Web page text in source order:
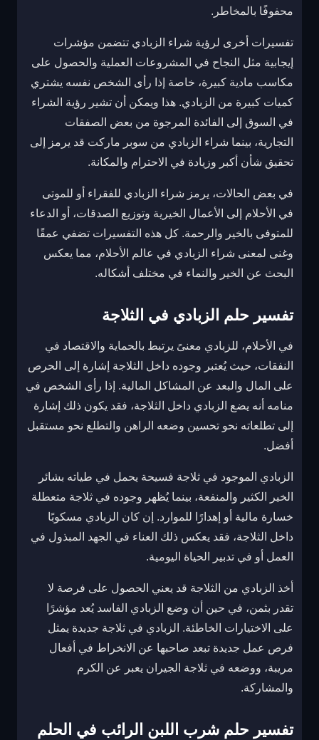
محفوفًا بالمخاطر.
تفسيرات أخرى لرؤية شراء الزبادي تتضمن مؤشرات
إيجابية مثل النجاح في المشروعات العملية والحصول على
مكاسب مادية كبيرة، خاصة إذا رأى الشخص نفسه يشتري
كميات كبيرة من الزبادي. هذا ويمكن أن تشير رؤية الشراء
في السوق إلى الفائدة المرجوة من بعض الصفقات
التجارية، بينما شراء الزبادي من سوبر ماركت قد يرمز إلى
تحقيق شأن أكبر وزيادة في الاحترام والمكانة.
في بعض الحالات، يرمز شراء الزبادي للفقراء أو للموتى
في الأحلام إلى الأعمال الخيرية وتوزيع الصدقات، أو الدعاء
للمتوفى بالخير والرحمة. كل هذه التفسيرات تضفي عمقًا
وغنى لمعنى شراء الزبادي في عالم الأحلام، مما يعكس
البحث عن الخير والنماء في مختلف أشكاله.
تفسير حلم الزبادي في الثلاجة
في الأحلام، للزبادي معنىً يرتبط بالحماية والاقتصاد في
النفقات، حيث يُعتبر وجوده داخل الثلاجة إشارة إلى الحرص
على المال والبعد عن المشاكل المالية. إذا رأى الشخص في
منامه أنه يضع الزبادي داخل الثلاجة، فقد يكون ذلك إشارة
إلى تطلعاته نحو تحسين وضعه الراهن والتطلع نحو مستقبل
أفضل.
الزبادي الموجود في ثلاجة فسيحة يحمل في طياته بشائر
الخير الكثير والمنفعة، بينما يُظهر وجوده في ثلاجة متعطلة
خسارة مالية أو إهدارًا للموارد. إن كان الزبادي مسكوبًا
داخل الثلاجة، فقد يعكس ذلك العناء في الجهد المبذول في
العمل أو في تدبير الحياة اليومية.
أخذ الزبادي من الثلاجة قد يعني الحصول على فرصة لا
تقدر بثمن، في حين أن وضع الزبادي الفاسد يُعد مؤشرًا
على الاختيارات الخاطئة. الزبادي في ثلاجة جديدة يمثل
فرص عمل جديدة تبعد صاحبها عن الانخراط في أفعال
مريبة، ووضعه في ثلاجة الجيران يعبر عن الكرم
والمشاركة.
تفسير حلم شرب اللبن الرائب في الحلم